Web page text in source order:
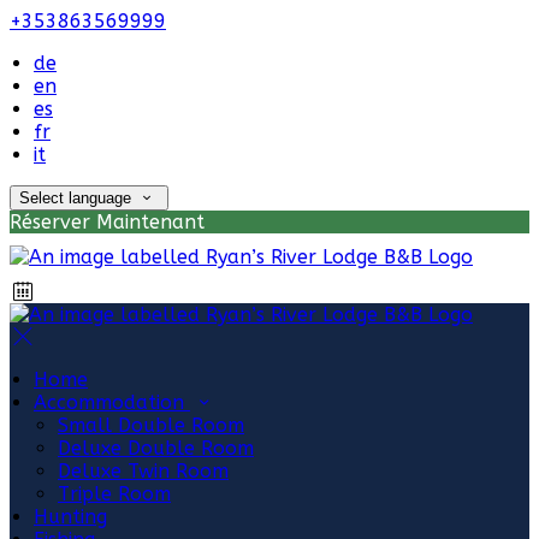
+353863569999
de
en
es
fr
it
Select language
Réserver Maintenant
Home
Accommodation
Small Double Room
Deluxe Double Room
Deluxe Twin Room
Triple Room
Hunting